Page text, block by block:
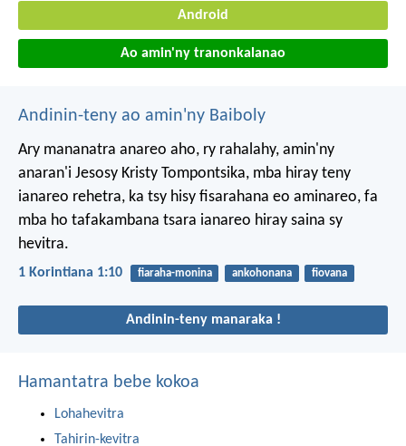
Android
Ao amin'ny tranonkalanao
Andinin-teny ao amin'ny Baiboly
Ary mananatra anareo aho, ry rahalahy, amin'ny
anaran'i Jesosy Kristy Tompontsika, mba hiray teny
ianareo rehetra, ka tsy hisy fisarahana eo aminareo, fa
mba ho tafakambana tsara ianareo hiray saina sy
hevitra.
1 Korintiana 1:10 fiaraha-monina ankohonana fiovana
Andinin-teny manaraka !
Hamantatra bebe kokoa
Lohahevitra
Tahirin-kevitra